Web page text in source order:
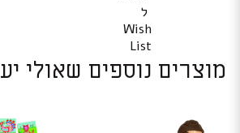
ל
Wish
List
מוצרים נוספים שאולי